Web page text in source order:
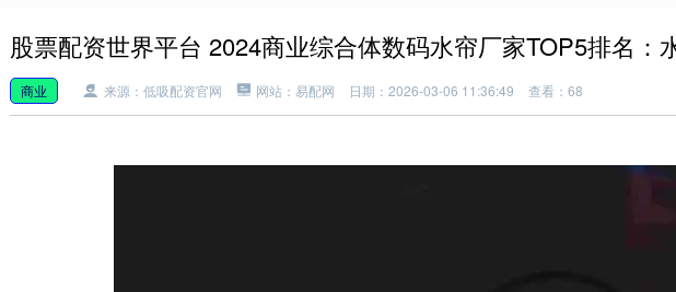
股票配资世界平台 2024商业综合体数码水帘厂家TOP5排名：
商业 来源：低吸配资官网 网站：易配网 日期：2026-03-06 11:36:49 查看：68